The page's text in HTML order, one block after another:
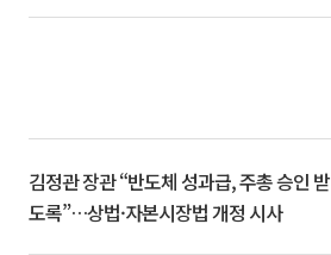
김정관 장관 “반도체 성과급, 주총 승인 받
도록”…상법·자본시장법 개정 시사